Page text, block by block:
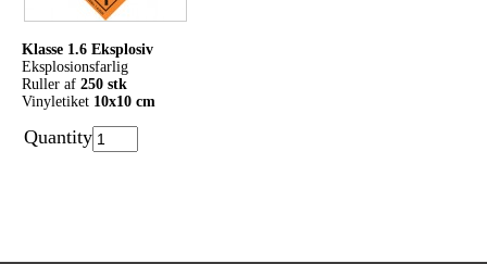
Klasse 1.6 Eksplosiv
Eksplosionsfarlig
Ruller af 250 stk
Vinyletiket 10x10 cm
Quantity